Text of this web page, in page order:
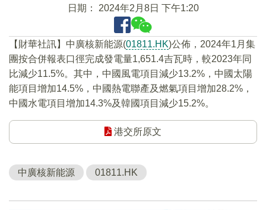
日期： 2024年2月8日 下午1:20
【財華社訊】中廣核新能源(01811.HK)公佈，2024年1月集
團按合併報表口徑完成發電量1,651.4吉瓦時，較2023年同
比減少11.5%。其中，中國風電項目減少13.2%，中國太陽
能項目增加14.5%，中國熱電聯產及燃氣項目增加28.2%，
中國水電項目增加14.3%及韓國項目減少15.2%。
港交所原文
中廣核新能源 01811.HK